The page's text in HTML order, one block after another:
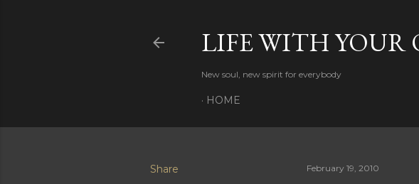
LIFE WITH YOUR
New soul, new spirit for everybody
HOME
Share February 19, 2010